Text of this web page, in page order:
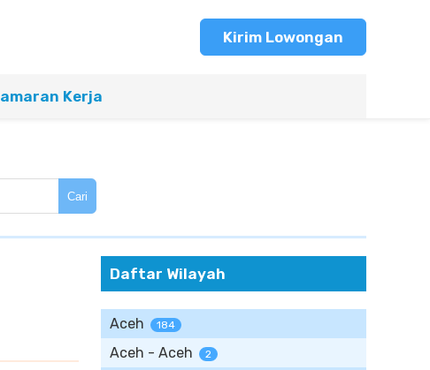
Kirim Lowongan
Kerja
Cari
Daftar Wilayah
Aceh 184
Aceh - Aceh 2